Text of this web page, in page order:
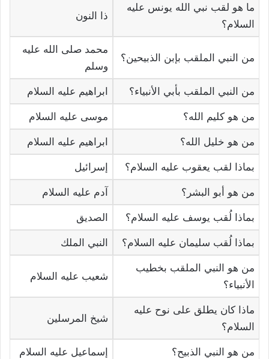
ما هو لقب نبي الله يونس عليه
السلام؟
ذا النون
من النبي الملقب بإبن الذبيحين؟
محمد صلى الله عليه
وسلم
من النبي الملقب بأبي الأنبياء؟ ابراهيم عليه السلام
من هو كليم الله؟ موسى عليه السلام
من هو خليل الله؟ ابراهيم عليه السلام
بماذا لقب يعقوب عليه السلام؟ إسرائيل
من هو أبو البشر؟ آدم عليه السلام
بماذا لُقب يوسف عليه السلام؟ الصديق
بماذا لُقب سليمان عليه السلام؟ النبي الملك
من هو النبي الملقب بخطيب
الأنبياء؟
شعيب عليه السلام
ماذا كان يطلق على نوح عليه
السلام؟
شيخ المرسلين
من هو النبي الذبيح؟ إسماعيل عليه السلام